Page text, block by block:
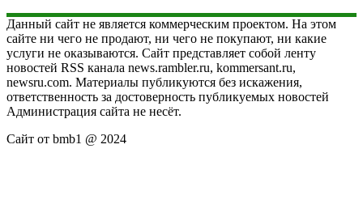
Данный сайт не является коммерческим проектом. На этом
сайте ни чего не продают, ни чего не покупают, ни какие
услуги не оказываются. Сайт представляет собой ленту
новостей RSS канала news.rambler.ru, kommersant.ru,
newsru.com. Материалы публикуются без искажения,
ответственность за достоверность публикуемых новостей
Администрация сайта не несёт.
Сайт от bmb1 @ 2024